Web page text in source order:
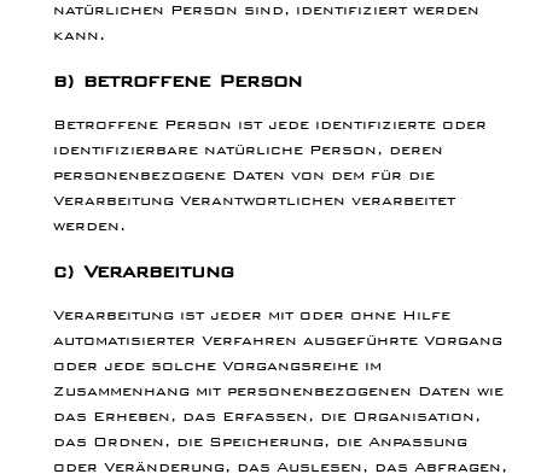
natürlichen Person sind, identifiziert werden
kann.
b) betroffene Person
Betroffene Person ist jede identifizierte oder
identifizierbare natürliche Person, deren
personenbezogene Daten von dem für die
Verarbeitung Verantwortlichen verarbeitet
werden.
c) Verarbeitung
Verarbeitung ist jeder mit oder ohne Hilfe
automatisierter Verfahren ausgeführte Vorgang
oder jede solche Vorgangsreihe im
Zusammenhang mit personenbezogenen Daten wie
das Erheben, das Erfassen, die Organisation,
das Ordnen, die Speicherung, die Anpassung
oder Veränderung, das Auslesen, das Abfragen,